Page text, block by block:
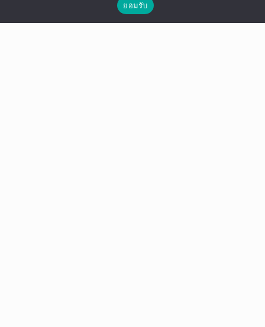
ยอมรับ